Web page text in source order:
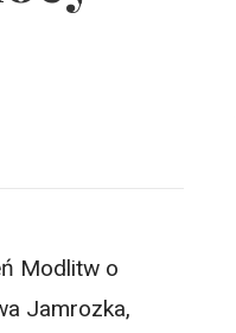
Modlitw o
Jamrozka,